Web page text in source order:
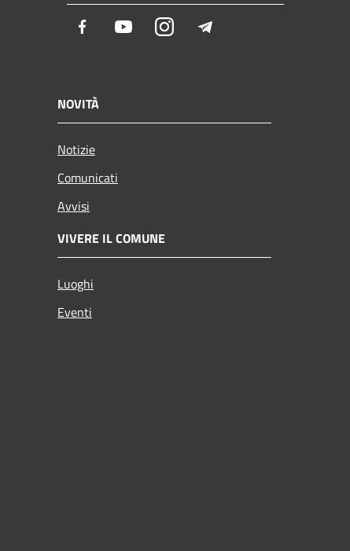
Facebook YoutubeInstagram
NOVITÀ
Notizie
Comunicati
Avvisi
VIVERE IL COMUNE
Luoghi
Eventi